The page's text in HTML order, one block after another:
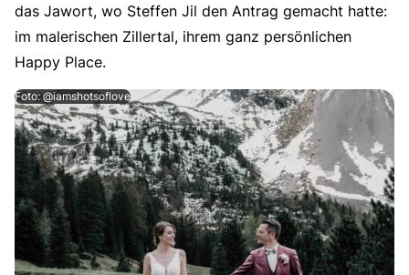
das Jawort, wo Steffen Jil den Antrag gemacht hatte:
im malerischen Zillertal, ihrem ganz persönlichen
Happy Place.
Foto: @iamshotsoflove